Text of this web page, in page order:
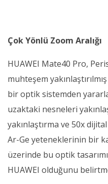
Çok Yönlü Zoom Aralığı
HUAWEI Mate40 Pro,
muhteşem
bir optik sistemden
uzaktaki nesneleri
yakınlaştırma ve 50x
Ar-Ge yeteneklerinin bir
üzerinde bu optik
HUAWEI olduğunu